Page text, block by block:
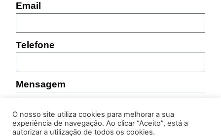
O nosso site utiliza cookies para melhorar a sua
experiência de navegação. Ao clicar “Aceito”, está a
autorizar a utilização de todos os cookies.
Email
Telefone
Mensagem